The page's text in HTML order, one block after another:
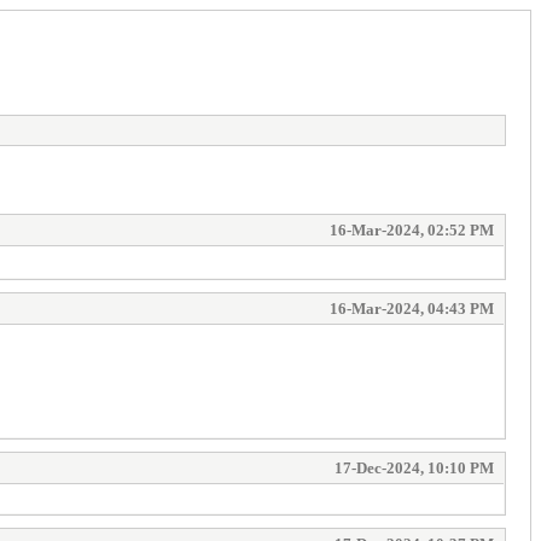
16-Mar-2024, 02:52 PM
16-Mar-2024, 04:43 PM
17-Dec-2024, 10:10 PM